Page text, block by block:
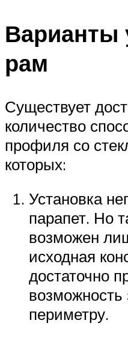
Варианты
рам
Существует
количество
профиля со
которых:
Установка
парапет. Но
возможен
исходная
достаточно
периметру.